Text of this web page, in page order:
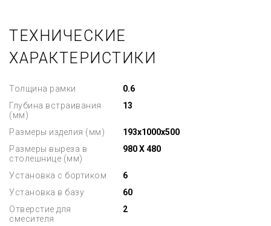
ТЕХНИЧЕСКИЕ
ХАРАКТЕРИСТИКИ
Толщина рамки
0.6
Глубина встраивания
(мм)
13
Размеры изделия (мм)
193x1000x500
Размеры выреза в
столешнице (мм)
980 X 480
Установка с бортиком
6
Установка в базу
60
Отверстие для
смесителя
2